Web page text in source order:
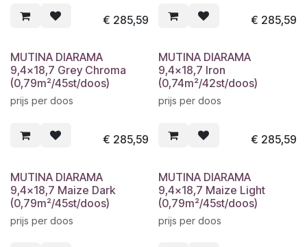
€ 285,59 € 285,59
MUTINA DIARAMA
9,4x18,7 Grey Chroma
(0,79m²/45st/doos)
prijs per doos
€ 285,59
MUTINA DIARAMA
9,4x18,7 Iron
(0,74m²/42st/doos)
prijs per doos
€ 285,59
MUTINA DIARAMA
9,4x18,7 Maize Dark
(0,79m²/45st/doos)
prijs per doos
MUTINA DIARAMA
9,4x18,7 Maize Light
(0,79m²/45st/doos)
prijs per doos